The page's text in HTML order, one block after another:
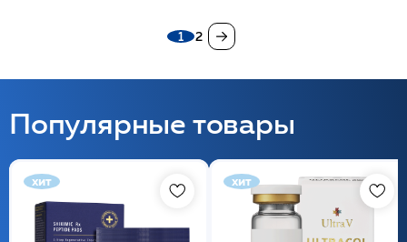
1 2
Популярные товары
хит хит